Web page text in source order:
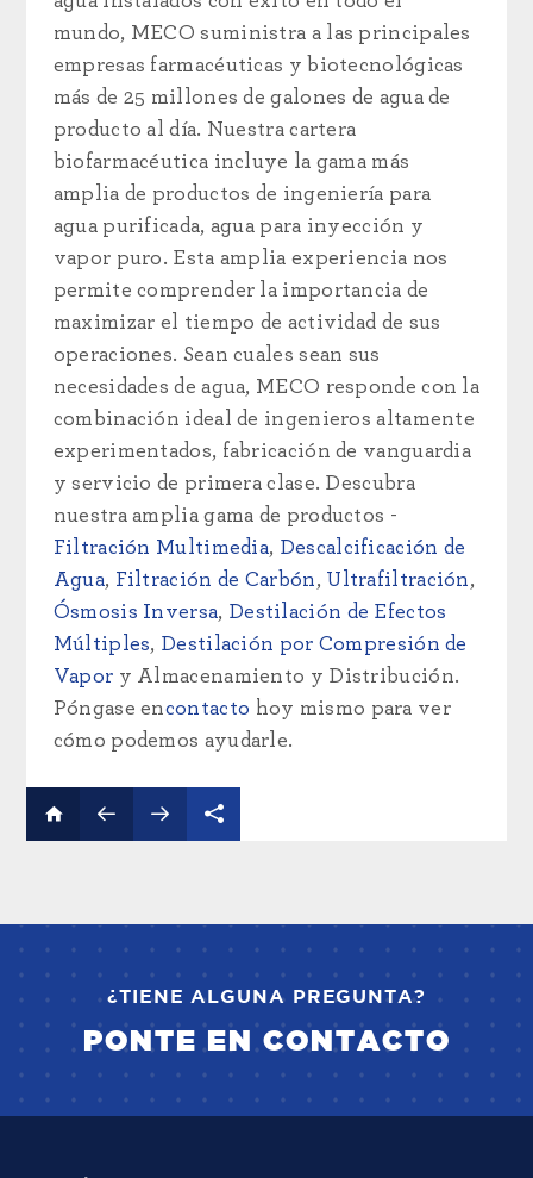
mundo, MECO suministra a las principales
empresas farmacéuticas y biotecnológicas
más de 25 millones de galones de agua de
producto al día. Nuestra cartera
biofarmacéutica incluye la gama más
amplia de productos de ingeniería para
agua purificada, agua para inyección y
vapor puro. Esta amplia experiencia nos
permite comprender la importancia de
maximizar el tiempo de actividad de sus
operaciones. Sean cuales sean sus
necesidades de agua, MECO responde con la
combinación ideal de ingenieros altamente
experimentados, fabricación de vanguardia
y servicio de primera clase. Descubra
nuestra amplia gama de productos -
Filtración Multimedia, Descalcificación de
Agua, Filtración de Carbón, Ultrafiltración,
Ósmosis Inversa, Destilación de Efectos
Múltiples, Destilación por Compresión de
Vapor y Almacenamiento y Distribución.
Póngase encontacto hoy mismo para ver
cómo podemos ayudarle.
¿TIENE ALGUNA PREGUNTA?
PONTE EN CONTACTO